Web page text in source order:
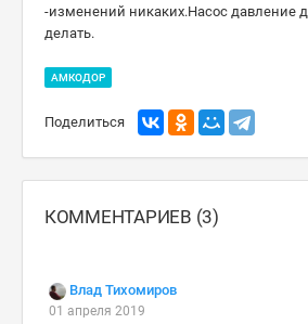
-изменений никаких.Насос давление
делать.
АМКОДОР
Поделиться
КОММЕНТАРИЕВ (3)
Влад Тихомиров
01 апреля 2019